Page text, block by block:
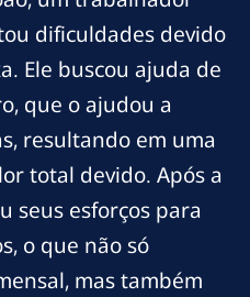
dificuldades devido
Ele buscou ajuda de
que o ajudou a
resultando em uma
total devido. Após a
seus esforços para
o que não só
mas também